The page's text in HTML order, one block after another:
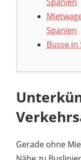
Spanien
Busse in
Gerade ohne